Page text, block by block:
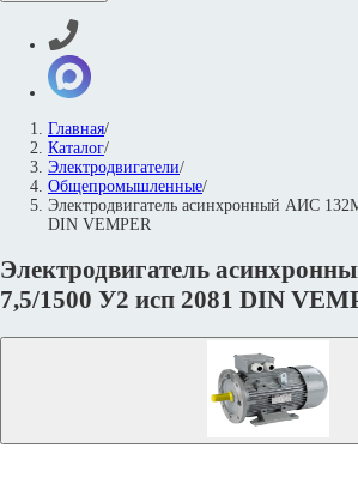
Главная/
Каталог/
Электродвигатели/
Общепромышленные/
Электродвигатель асинхронный АИС
DIN VEMPER
Электродвигатель
7,5/1500 У2 исп 2081 DIN